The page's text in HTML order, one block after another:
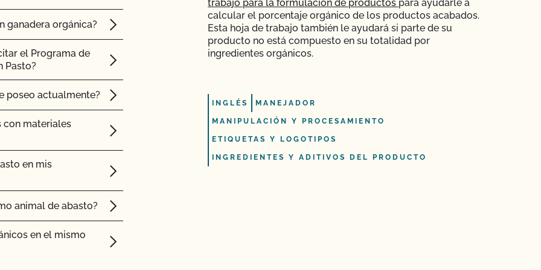
CCOF cuesta más
Certificación de
y
orgánica?
seguridad
certificados?
ganadera orgánica?
el Programa de
Pasto?
poseo actualmente?
con materiales
en mis
animal de abasto?
en el mismo
trabajo para la formulación de productos para ayudarle a
calcular el porcentaje orgánico de los productos acabados.
Esta hoja de trabajo también le ayudará si parte de su
producto no está compuesto en su totalidad por
ingredientes orgánicos.
INGLÉS MANEJADOR
MANIPULACIÓN Y PROCESAMIENTO
ETIQUETAS Y LOGOTIPOS
INGREDIENTES Y ADITIVOS DEL PRODUCTO
según la Norma
en una instalación
en el
para elaborar mis
y distribuir mis